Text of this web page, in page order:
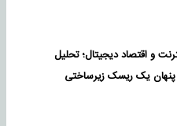
و اقتصاد دیجیتال؛ تحلیل
یک ریسک زیرساختی